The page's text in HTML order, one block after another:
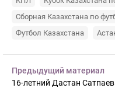
Сборная Казахстана по
Футбол Казахстана
Предыдущий материал
16-летний Дастан